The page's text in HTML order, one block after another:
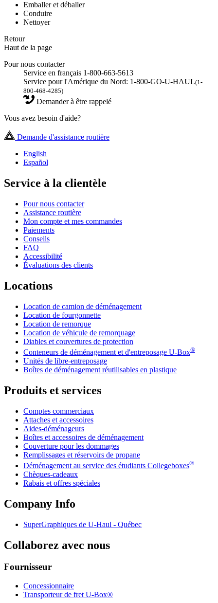
Emballer et déballer
Conduire
Nettoyer
Retour
Haut de la page
Pour nous contacter
Service en français 1-800-663-5613
Service pour l'Amérique du Nord: 1-800-GO-U-HAUL(1-
800-468-4285)
Demander à être rappelé
Vous avez besoin d'aide?
Demande d'assistance routière
English
Español
Service à la clientèle
Pour nous contacter
Assistance routière
Mon compte et mes commandes
Paiements
Conseils
FAQ
Accessibilité
Évaluations des clients
Locations
Location de camion de déménagement
Location de fourgonnette
Location de remorque
Location de véhicule de remorquage
Diables et couvertures de protection
Conteneurs de déménagement et d'entreposage U-Box®
Unités de libre-entreposage
Boîtes de déménagement réutilisables en plastique
Produits et services
Comptes commerciaux
Attaches et accessoires
Aides-déménageurs
Boîtes et accessoires de déménagement
Couverture pour les dommages
Remplissages et réservoirs de propane
Déménagement au service des étudiants Collegeboxes®
Chèques-cadeaux
Rabais et offres spéciales
Company Info
SuperGraphiques de U-Haul - Québec
Collaborez avec nous
Fournisseur
Concessionnaire
Transporteur de fret U-Box®